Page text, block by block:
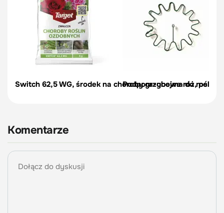
Switch 62,5 WG, środek na choroby grzybowe róż,
Podpora-obejma do roślin,
Komentarze